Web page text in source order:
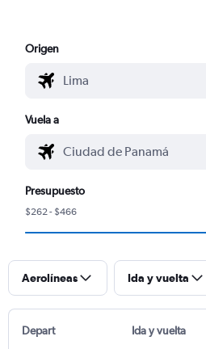
Origen
Vuela a
Presupuesto
$262 - $466
Aerolíneas Ida y vuelta
Depart Ida y vuelta